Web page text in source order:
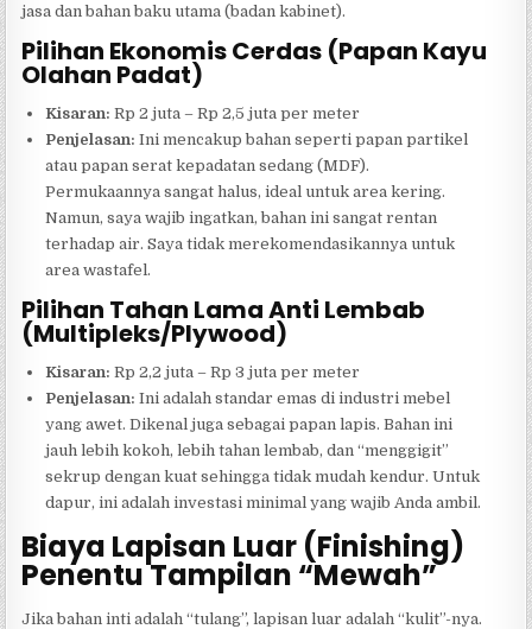
jasa dan bahan baku utama (badan kabinet).
Pilihan Ekonomis Cerdas (Papan Kayu
Olahan Padat)
Kisaran: Rp 2 juta – Rp 2,5 juta per meter
Penjelasan: Ini mencakup bahan seperti papan partikel
atau papan serat kepadatan sedang (MDF).
Permukaannya sangat halus, ideal untuk area kering.
Namun, saya wajib ingatkan, bahan ini sangat rentan
terhadap air. Saya tidak merekomendasikannya untuk
area wastafel.
Pilihan Tahan Lama Anti Lembab
(Multipleks/Plywood)
Kisaran: Rp 2,2 juta – Rp 3 juta per meter
Penjelasan: Ini adalah standar emas di industri mebel
yang awet. Dikenal juga sebagai papan lapis. Bahan ini
jauh lebih kokoh, lebih tahan lembab, dan “menggigit”
sekrup dengan kuat sehingga tidak mudah kendur. Untuk
dapur, ini adalah investasi minimal yang wajib Anda ambil.
Biaya Lapisan Luar (Finishing)
Penentu Tampilan “Mewah”
Jika bahan inti adalah “tulang”, lapisan luar adalah “kulit”-nya.